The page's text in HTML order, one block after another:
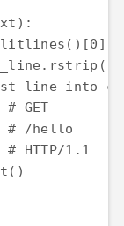
line into
# GET
# /hello
# HTTP/1.1